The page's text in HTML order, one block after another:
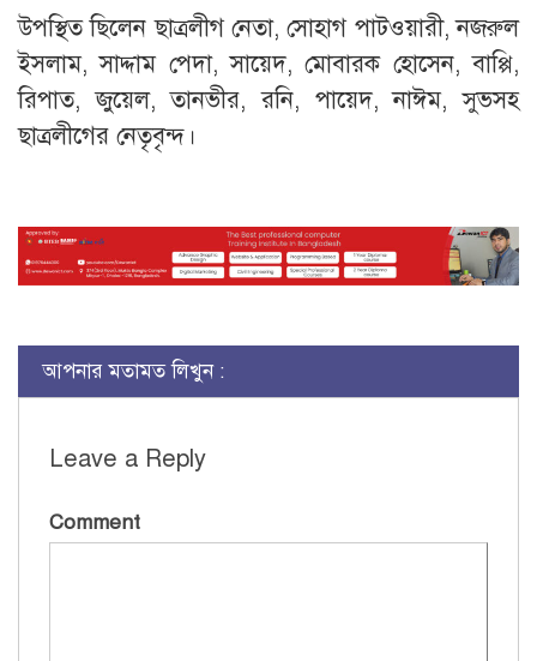
উপস্থিত ছিলেন ছাত্রলীগ নেতা, সোহাগ পাটওয়ারী, নজরুল
ইসলাম, সাদ্দাম পেদা, সায়েদ, মোবারক হোসেন, বাপ্পি,
রিপাত, জুয়েল, তানভীর, রনি, পায়েদ, নাঈম, সুভসহ
ছাত্রলীগের নেতৃবৃন্দ।
আপনার মতামত লিখুন :
Leave a Reply
Comment